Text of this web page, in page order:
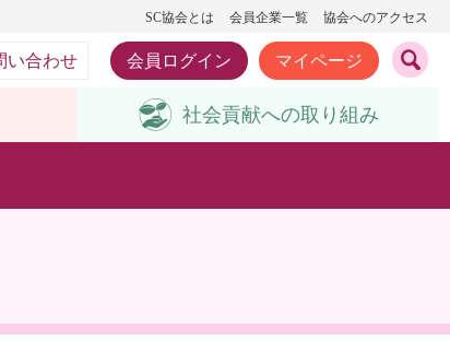
SC協会とは 会員企業一覧 協会へのアクセス
い合わせ 会員ログイン マイページ
社会貢献への取り組み